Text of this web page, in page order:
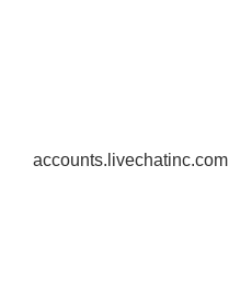
accounts.livechatinc.com